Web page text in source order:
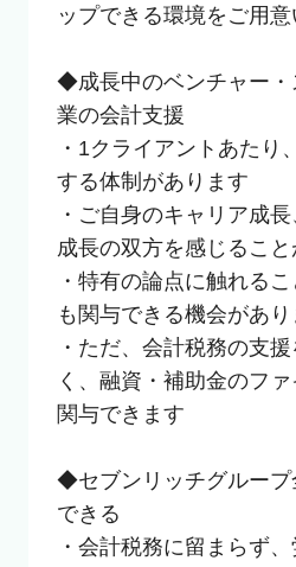
ップできる環境をご用意
◆成長中のベンチャー・
業の会計支援
・1クライアントあたり
する体制があります
・ご自身のキャリア成
成長の双方を感じるこ
・特有の論点に触れる
も関与できる機会があり
・ただ、会計税務の支
く、融資・補助金のフ
関与できます
◆セブンリッチグループ
できる
・会計税務に留まらず